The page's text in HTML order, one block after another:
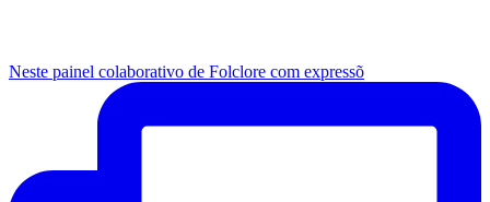
Neste painel colaborativo de Folclore com expressõ